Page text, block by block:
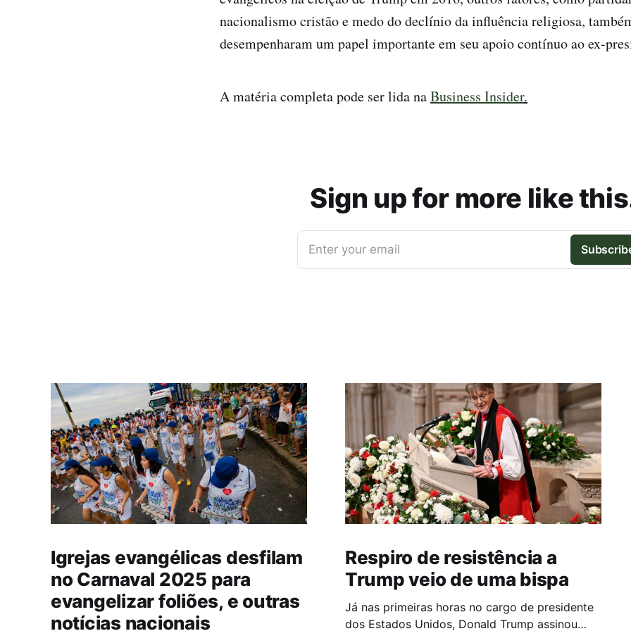
nacionalismo cristão e medo do declínio da influência religiosa,
desempenharam um papel importante em seu apoio contínuo ao ex-
A matéria completa pode ser lida naBusiness Insider.
Sign up for more like
Enter your email
Igrejas evangélicas desfilam
no Carnaval 2025 para
evangelizar foliões, e outras
notícias nacionais
Respiro de resistência a
Trump veio de uma bispa
Já nas primeiras horas no cargo de presidente
dos Estados Unidos, Donald Trump assinou